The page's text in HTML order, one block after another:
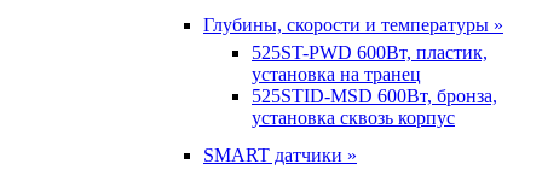
Глубины, скорости и температуры »
525ST-PWD 600Вт, пластик,
установка на транец
525STID-MSD 600Вт, бронза,
установка сквозь корпус
SMART датчики »